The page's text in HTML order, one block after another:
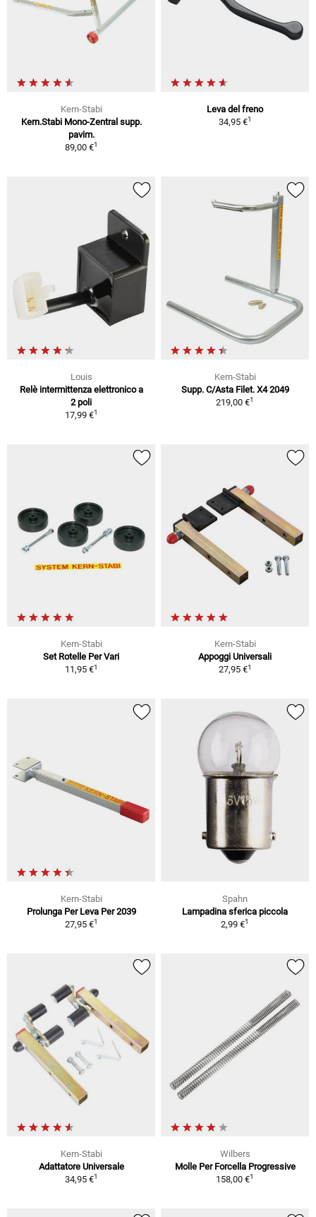
Kern-Stabi
Kern.Stabi Mono-Zentral supp.
pavim.
89,00 €1
Leva del freno
34,95 €1
Louis
Relè intermittenza elettronico a
2 poli
17,99 €1
Kern-Stabi
Supp. C/Asta Filet. X4 2049
219,00 €1
Kern-Stabi
Set Rotelle Per Vari
11,95 €1
Kern-Stabi
Appoggi Universali
27,95 €1
Kern-Stabi
Prolunga Per Leva Per 2039
27,95 €1
Spahn
Lampadina sferica piccola
2,99 €1
Kern-Stabi
Adattatore Universale
34,95 €1
Wilbers
Molle Per Forcella Progressive
158,00 €1